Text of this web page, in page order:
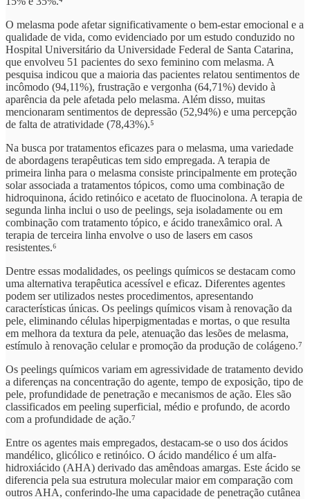
O melasma pode afetar significativamente o bem-estar emocional e a
qualidade de vida, como evidenciado por um estudo conduzido no
Hospital Universitário da Universidade Federal de Santa Catarina,
que envolveu 51 pacientes do sexo feminino com melasma. A
pesquisa indicou que a maioria das pacientes relatou sentimentos de
incômodo (94,11%), frustração e vergonha (64,71%) devido à
aparência da pele afetada pelo melasma. Além disso, muitas
mencionaram sentimentos de depressão (52,94%) e uma percepção
de falta de atratividade (78,43%).⁵
Na busca por tratamentos eficazes para o melasma, uma variedade
de abordagens terapêuticas tem sido empregada. A terapia de
primeira linha para o melasma consiste principalmente em proteção
solar associada a tratamentos tópicos, como uma combinação de
hidroquinona, ácido retinóico e acetato de fluocinolona. A terapia de
segunda linha inclui o uso de peelings, seja isoladamente ou em
combinação com tratamento tópico, e ácido tranexâmico oral. A
terapia de terceira linha envolve o uso de lasers em casos
resistentes.⁶
Dentre essas modalidades, os peelings químicos se destacam como
uma alternativa terapêutica acessível e eficaz. Diferentes agentes
podem ser utilizados nestes procedimentos, apresentando
características únicas. Os peelings químicos visam à renovação da
pele, eliminando células hiperpigmentadas e mortas, o que resulta
em melhora da textura da pele, atenuação das lesões de melasma,
estímulo à renovação celular e promoção da produção de colágeno.⁷
Os peelings químicos variam em agressividade de tratamento devido
a diferenças na concentração do agente, tempo de exposição, tipo de
pele, profundidade de penetração e mecanismos de ação. Eles são
classificados em peeling superficial, médio e profundo, de acordo
com a profundidade de ação.⁷
Entre os agentes mais empregados, destacam-se o uso dos ácidos
mandélico, glicólico e retinóico. O ácido mandélico é um alfa-
hidroxiácido (AHA) derivado das amêndoas amargas. Este ácido se
diferencia pela sua estrutura molecular maior em comparação com
outros AHA, conferindo-lhe uma capacidade de penetração cutânea